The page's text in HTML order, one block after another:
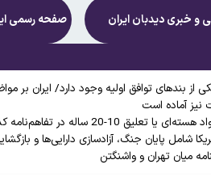
و خبریدیدبان ایران صفحه رسمی
از بندهای توافق اولیه وجود دارد/‌ ایران بر
آماده است
ساله در تفاهم‌نامه کذب است
شامل پایان جنگ، آزادسازی دارایی‌ها و
میان تهران و واشنگتن